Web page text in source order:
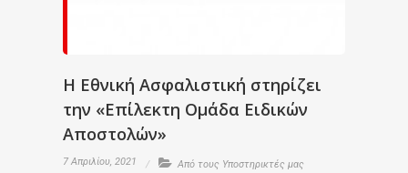
Η Εθνική Ασφαλιστική στηρίζει
την «Επίλεκτη Ομάδα Ειδικών
Αποστολών»
7 Απριλίου, 2021 Από τους Υποστηρικτές μας